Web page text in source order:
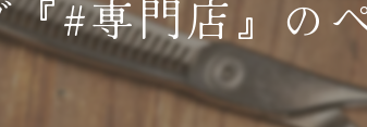
『#専門店』の